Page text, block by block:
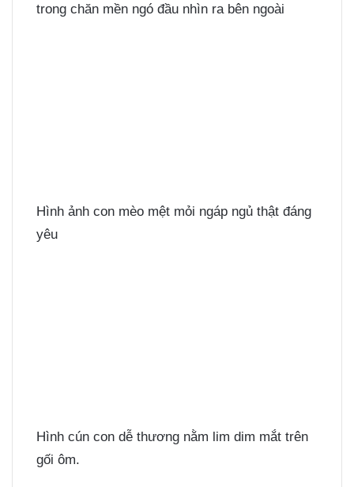
trong chăn mền ngó đầu nhìn ra bên ngoài
Hình ảnh con mèo mệt mỏi ngáp ngủ thật đáng
yêu
Hình cún con dễ thương nằm lim dim mắt trên
gối ôm.